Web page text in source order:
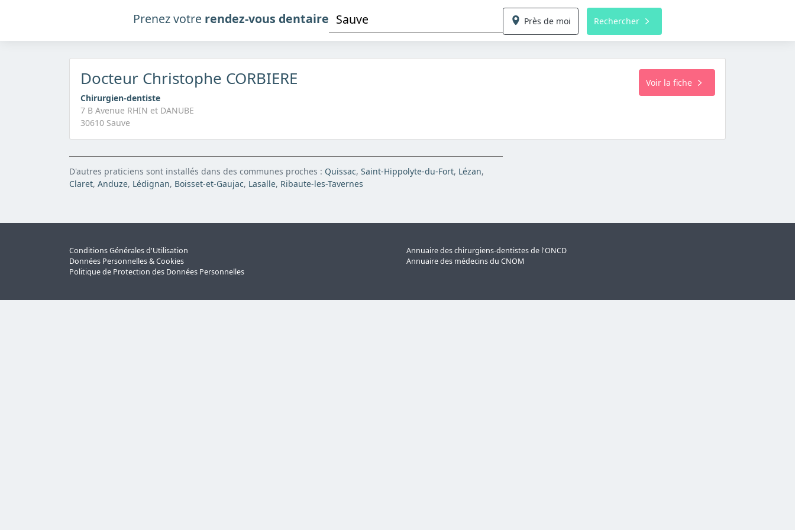
Prenez votre rendez-vous dentaire Près de moi Rechercher
Docteur Christophe CORBIERE
Chirurgien-dentiste
7 B Avenue RHIN et DANUBE
30610 Sauve
Voir la fiche
D'autres praticiens sont installés dans des communes proches : Quissac, Saint-Hippolyte-du-Fort, Lézan,
Claret, Anduze, Lédignan, Boisset-et-Gaujac, Lasalle, Ribaute-les-Tavernes
Conditions Générales d'Utilisation
Données Personnelles & Cookies
Politique de Protection des Données Personnelles
Annuaire des chirurgiens-dentistes de l'ONCD
Annuaire des médecins du CNOM